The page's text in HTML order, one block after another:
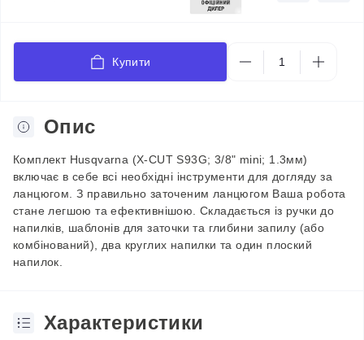
Купити
Опис
Комплект Husqvarna (X-CUT S93G; 3/8" mini; 1.3мм)
включає в себе всі необхідні інструменти для догляду за
ланцюгом. З правильно заточеним ланцюгом Ваша робота
стане легшою та ефективнішою. Складається із ручки до
напилків, шаблонів для заточки та глибини запилу (або
комбінований), два круглих напилки та один плоский
напилок.
Характеристики